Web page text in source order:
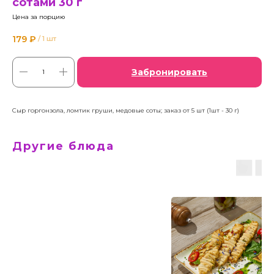
Цена за порцию
179 ₽ / 1 шт
Забронировать
Сыр горгонзола, ломтик груши, медовые соты; заказ от 5 шт (1шт - 30 г)
Другие блюда